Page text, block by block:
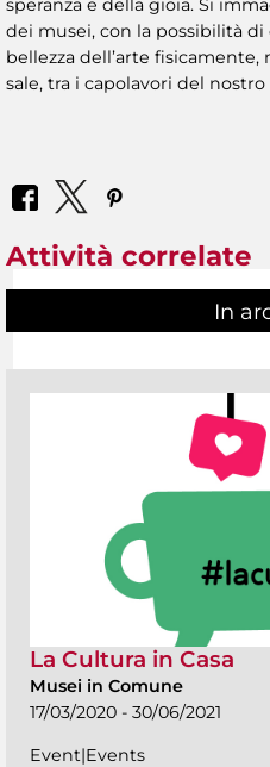
speranza e della gioia. Si
dei musei, con la possibilità
bellezza dell’arte
sale, tra i capolavori del
Attività correlate
In
La Cultura in Casa
Musei in Comune
17/03/2020 - 30/06/2021
Event|Events